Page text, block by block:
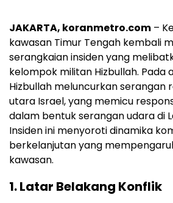
JAKARTA, koranmetro.com –
kawasan Timur Tengah kembali
serangkaian insiden yang
kelompok militan Hizbullah. Pada
Hizbullah meluncurkan serangan
utara Israel, yang memicu
dalam bentuk serangan udara di
Insiden ini menyoroti dinamika
berkelanjutan yang
kawasan.
1.Latar Belakang Konflik